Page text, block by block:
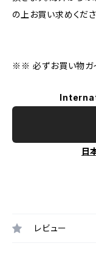
の上お買い求めくださ
※※ 必ずお買い物ガ
日
レビュー